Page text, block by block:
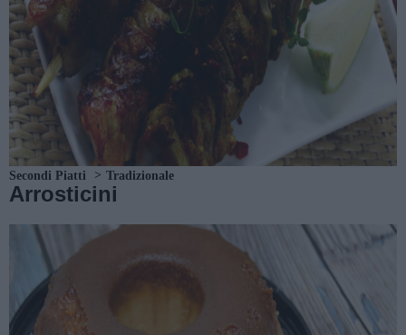
Secondi Piatti Tradizionale
Arrosticini